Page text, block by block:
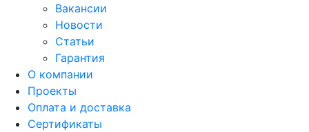
Вакансии
Новости
Статьи
Гарантия
О компании
Проекты
Оплата и доставка
Сертификаты